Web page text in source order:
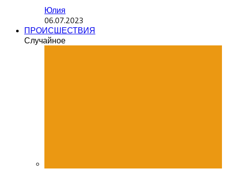
Юлия
06.07.2023
ПРОИСШЕСТВИЯ
Случайное